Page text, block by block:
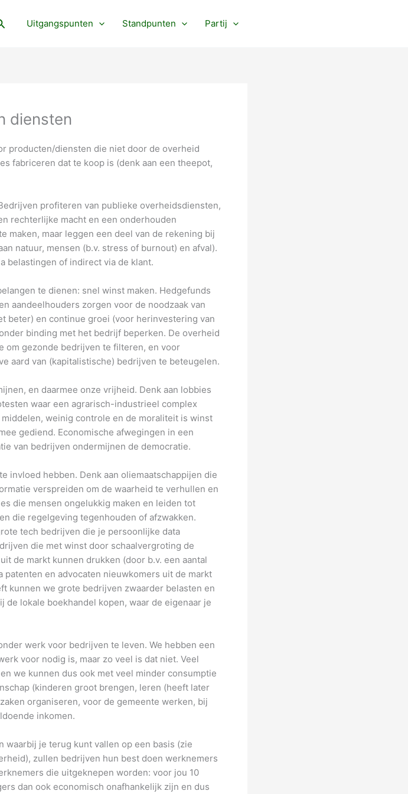
Uitgangspunten Standpunten Partij
diensten
producten/diensten die niet door de overheid
fabriceren dat te koop is (denk aan een theepot,
profiteren van publieke overheidsdiensten,
rechterlijke macht en een onderhouden
maken, maar leggen een deel van de rekening bij
natuur, mensen (b.v. stress of burnout) en afval).
belastingen of indirect via de klant.
te dienen: snel winst maken. Hedgefunds
aandeelhouders zorgen voor de noodzaak van
beter) en continue groei (voor herinvestering van
binding met het bedrijf beperken. De overheid
om gezonde bedrijven te filteren, en voor
aard van (kapitalistische) bedrijven te beteugelen.
en daarmee onze vrijheid. Denk aan lobbies
waar een agrarisch-industrieel complex
weinig controle en de moraliteit is winst
gediend. Economische afwegingen in een
van bedrijven ondermijnen de democratie.
invloed hebben. Denk aan oliemaatschappijen die
verspreiden om de waarheid te verhullen en
die mensen ongelukkig maken en leiden tot
die regelgeving tegenhouden of afzwakken.
tech bedrijven die je persoonlijke data
die met winst door schaalvergroting de
de markt kunnen drukken (door b.v. een aantal
en advocaten nieuwkomers uit de markt
kunnen we grote bedrijven zwaarder belasten en
de lokale boekhandel kopen, waar de eigenaar je
werk voor bedrijven te leven. We hebben een
voor nodig is, maar zo veel is dat niet. Veel
we kunnen dus ook met veel minder consumptie
(kinderen groot brengen, leren (heeft later
organiseren, voor de gemeente werken, bij
inkomen.
waarbij je terug kunt vallen op een basis (zie
zullen bedrijven hun best doen werknemers
die uitgeknepen worden: voor jou 10
dan ook economisch onafhankelijk zijn en dus